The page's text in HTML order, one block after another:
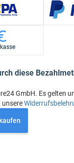
diese
GmbH. Es gelten
unsere